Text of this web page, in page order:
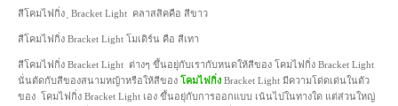
สีโคมไฟกิ่ง ฺ Bracket Light คลาสสิคคือ สีขาว
สีโคมไฟกิ่ง Bracket Light โมเดิร์น คือ สีเทา
สีโคมไฟกิ่ง Bracket Light ต่างๆ ขึ้นอยุ่กับเรากับหนดให้สีของ โคมไฟกิ่ง Bracket Light
นั่นตัดกับสีของสนามหญ้าหรือให้สีของ โคมไฟกิ่ง Bracket Light มีความโด่ดเด่นในตัว
ของ โคมไฟกิ่ง Bracket Light เอง ขึ้นอยุ่กับการออกแบบ เน้นไปในทางใด แต่ส่วนใหญ่